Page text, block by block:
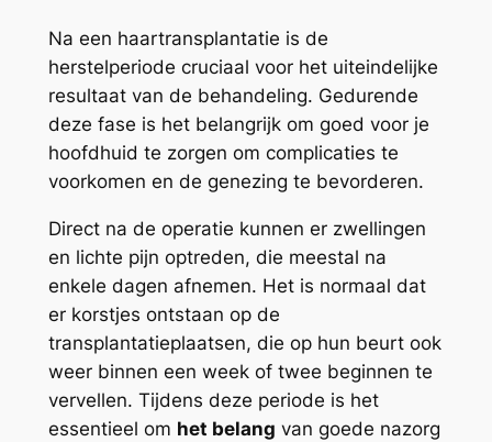
Na een haartransplantatie is de
herstelperiode cruciaal voor het uiteindelijke
resultaat van de behandeling. Gedurende
deze fase is het belangrijk om goed voor je
hoofdhuid te zorgen om complicaties te
voorkomen en de genezing te bevorderen.
Direct na de operatie kunnen er zwellingen
en lichte pijn optreden, die meestal na
enkele dagen afnemen. Het is normaal dat
er korstjes ontstaan op de
transplantatieplaatsen, die op hun beurt ook
weer binnen een week of twee beginnen te
vervellen. Tijdens deze periode is het
essentieel om het belang van goede nazorg